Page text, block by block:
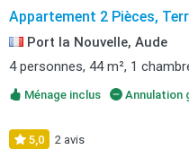
Appartement 2 Pièces,
Port la Nouvelle, Aude
4 personnes, 44 m², 1
Ménage inclus Annulation
5,0 2 avis